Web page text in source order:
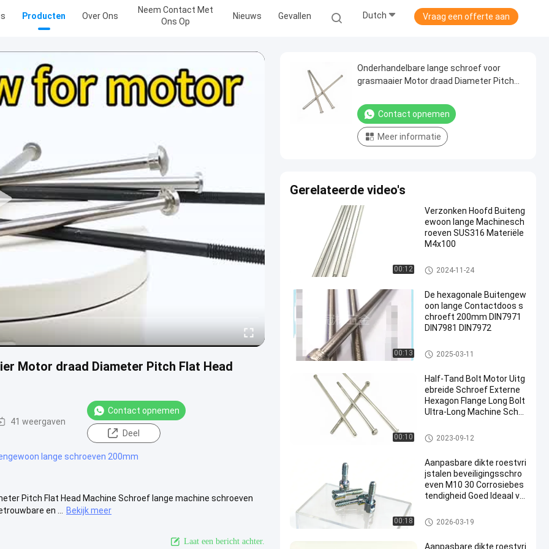
Producten Over Ons
Neem Contact Met
Ons Op
Nieuws Gevallen Dutch Vraag een offerte aan
Motor draad Diameter Pitch Flat Head
41 weergaven
Contact opnemen
Deel
lange schroeven 200mm
Pitch Flat Head Machine Schroef lange machine schroeven
en ...
Bekijk meer
Laat een bericht achter.
Onderhandelbare lange schroef voor
grasmaaier Motor draad Diameter Pitch
schroeven
Contact opnemen
Meer informatie
Gerelateerde video's
00:12
Verzonken Hoofd Buiteng
ewoon lange Machinesch
roeven SUS316 Materiële
M4x100
Buitengewoon lange Machine
schroeven
2024-11-24
00:13
De hexagonale Buitengew
oon lange Contactdoos s
chroeft 200mm DIN7971
DIN7981 DIN7972
Buitengewoon lange Machine
schroeven
2025-03-11
00:10
Half-Tand Bolt Motor Uitg
ebreide Schroef Externe
Hexagon Flange Long Bolt
Ultra-Long Machine Schro
Buitengewoon lange Machine
schroeven
2023-09-12
00:18
Aanpasbare dikte roestvri
jstalen beveiligingsschro
even M10 30 Corrosiebes
tendigheid Goed Ideaal vo
en
De Schroeven van de roestvrij
staalveiligheid
2026-03-19
Aanpasbare dikte roestvri